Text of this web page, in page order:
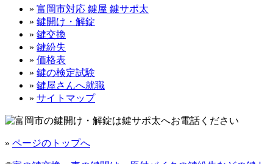
» 富岡市対応 鍵屋 鍵サポ太
» 鍵開け・解錠
» 鍵交換
» 鍵紛失
» 価格表
» 鍵の検定試験
» 鍵屋さんへ就職
» サイトマップ
» ページのトップへ